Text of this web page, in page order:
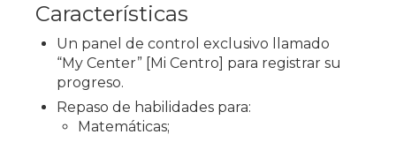
Características
Un panel de control exclusivo llamado
“My Center” [Mi Centro] para registrar su
progreso.
Repaso de habilidades para:
Matemáticas;